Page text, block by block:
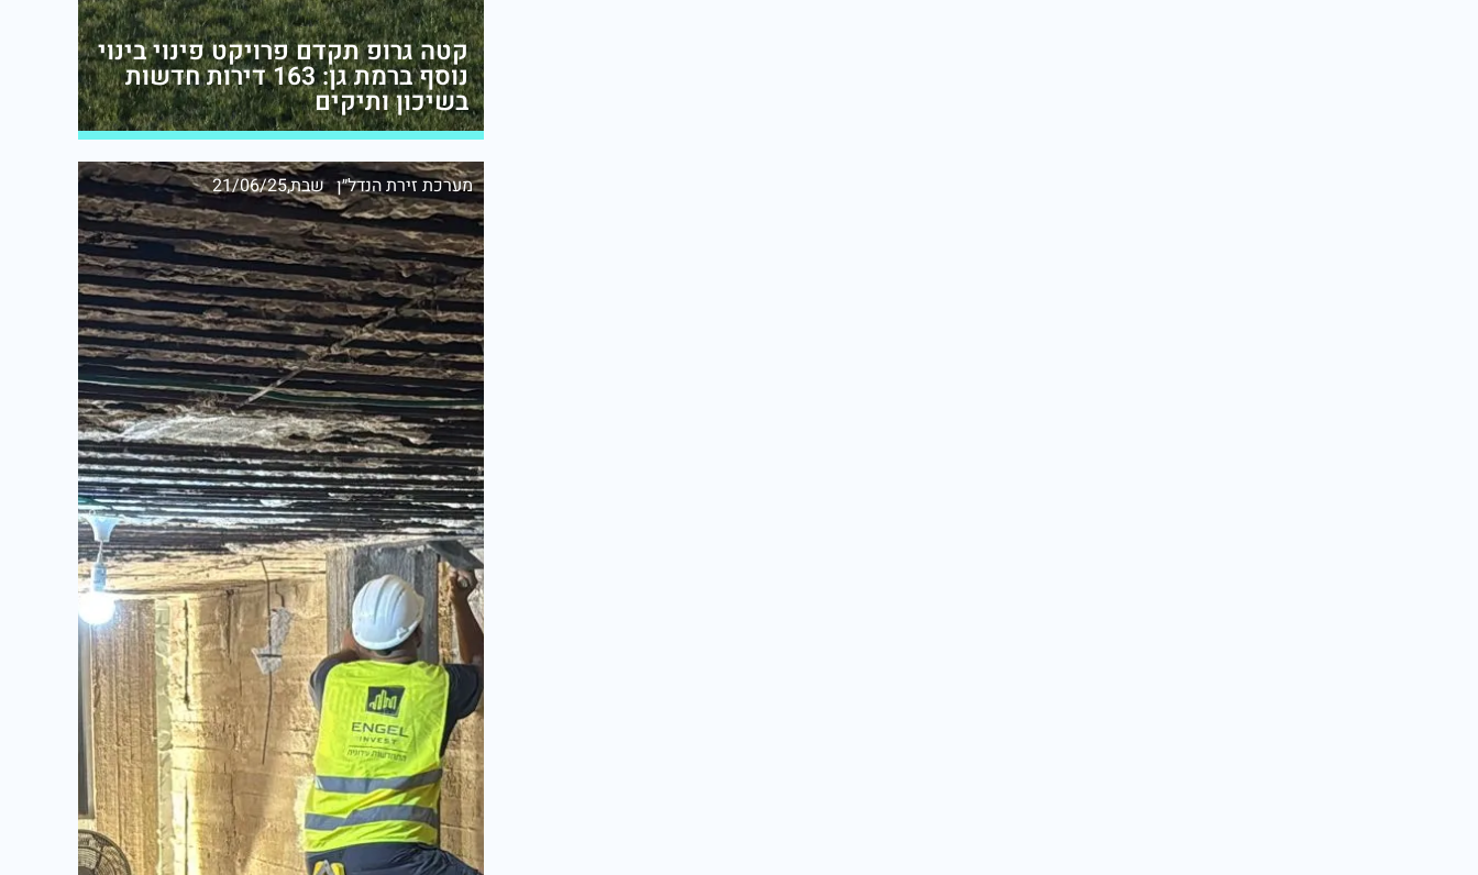
קטה גרופ תקדם פרויקט פינוי בינוי
נוסף ברמת גן: 163 דירות חדשות
בשיכון ותיקים
מערכת זירת הנדל״ן שבת,21/06/25